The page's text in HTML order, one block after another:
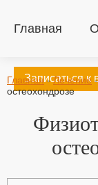
Главная
Записаться к
Главная - Лечение -
остеохондрозе